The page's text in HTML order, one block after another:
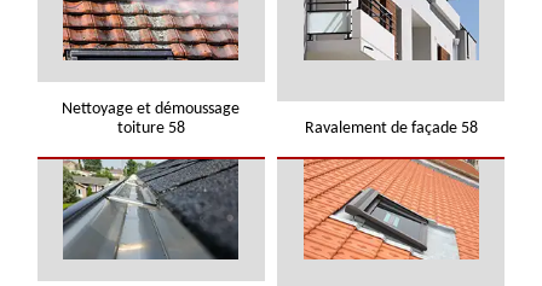
Nettoyage et démoussage
toiture 58
Ravalement de façade 58